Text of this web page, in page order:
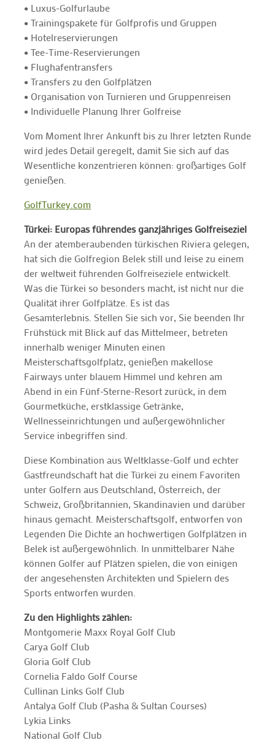
• Luxus-Golfurlaube
• Trainingspakete für Golfprofis und Gruppen
• Hotelreservierungen
• Tee-Time-Reservierungen
• Flughafentransfers
• Transfers zu den Golfplätzen
• Organisation von Turnieren und Gruppenreisen
• Individuelle Planung Ihrer Golfreise
Vom Moment Ihrer Ankunft bis zu Ihrer letzten Runde
wird jedes Detail geregelt, damit Sie sich auf das
Wesentliche konzentrieren können: großartiges Golf
genießen.
GolfTurkey.com
Türkei: Europas führendes ganzjähriges Golfreiseziel
An der atemberaubenden türkischen Riviera gelegen,
hat sich die Golfregion Belek still und leise zu einem
der weltweit führenden Golfreiseziele entwickelt.
Was die Türkei so besonders macht, ist nicht nur die
Qualität ihrer Golfplätze. Es ist das
Gesamterlebnis. Stellen Sie sich vor, Sie beenden Ihr
Frühstück mit Blick auf das Mittelmeer, betreten
innerhalb weniger Minuten einen
Meisterschaftsgolfplatz, genießen makellose
Fairways unter blauem Himmel und kehren am
Abend in ein Fünf-Sterne-Resort zurück, in dem
Gourmetküche, erstklassige Getränke,
Wellnesseinrichtungen und außergewöhnlicher
Service inbegriffen sind.
Diese Kombination aus Weltklasse-Golf und echter
Gastfreundschaft hat die Türkei zu einem Favoriten
unter Golfern aus Deutschland, Österreich, der
Schweiz, Großbritannien, Skandinavien und darüber
hinaus gemacht. Meisterschaftsgolf, entworfen von
Legenden Die Dichte an hochwertigen Golfplätzen in
Belek ist außergewöhnlich. In unmittelbarer Nähe
können Golfer auf Plätzen spielen, die von einigen
der angesehensten Architekten und Spielern des
Sports entworfen wurden.
Zu den Highlights zählen:
Montgomerie Maxx Royal Golf Club
Carya Golf Club
Gloria Golf Club
Cornelia Faldo Golf Course
Cullinan Links Golf Club
Antalya Golf Club (Pasha & Sultan Courses)
Lykia Links
National Golf Club